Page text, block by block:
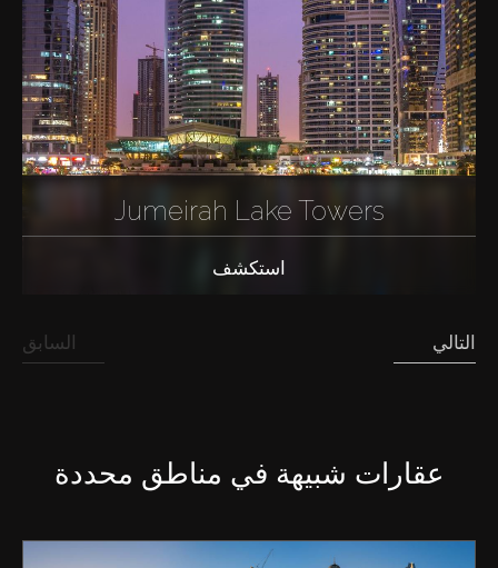
Jumeirah Lake Towers
استكشف
السابق التالي
عقارات شبيهة في مناطق محددة